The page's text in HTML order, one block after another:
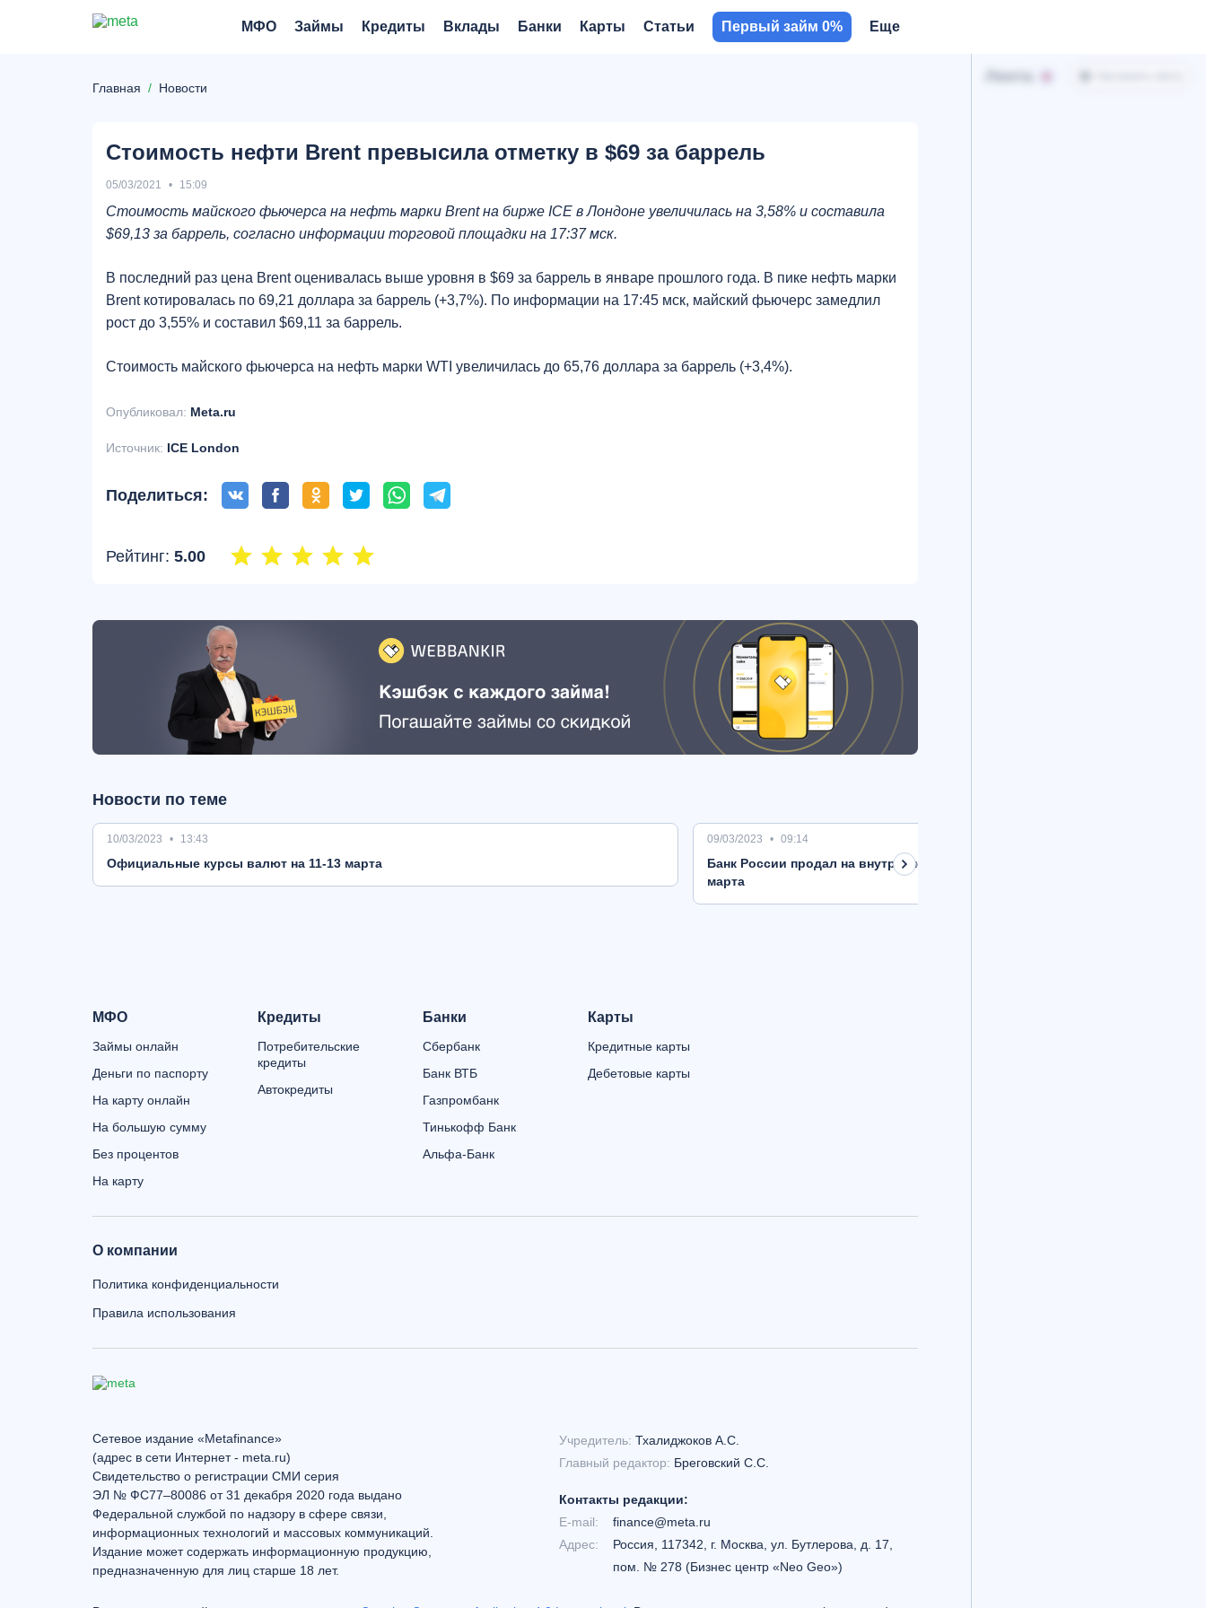
МФО Займы Кредиты Вклады Банки Карты Статьи Первый займ 0% Еще
Главная Новости
Стоимость нефти Brent превысила отметку в $69 за баррель
05/03/2021 15:09
Стоимость майского фьючерса на нефть марки Brent на бирже ICE в Лондоне увеличилась на 3,58% и составила
$69,13 за баррель, согласно информации торговой площадки на 17:37 мск.
В последний раз цена Brent оценивалась выше уровня в $69 за баррель в январе прошлого года. В пике нефть марки
Brent котировалась по 69,21 доллара за баррель (+3,7%). По информации на 17:45 мск, майский фьючерс замедлил
рост до 3,55% и составил $69,11 за баррель.
Стоимость майского фьючерса на нефть марки WTI увеличилась до 65,76 доллара за баррель (+3,4%).
Опубликовал: Meta.ru
Источник: ICE London
Поделиться:
Рейтинг: 5.00
Новости по теме
10/03/2023 13:43
Oфициальные курсы валют на 11-13 марта
09/03/2023 09:14
Банк России продал на внутреннем рынке валюту на 8,9 млрд рублей с
марта
МФО
Займы онлайн
Деньги по паспорту
На карту онлайн
На большую сумму
Без процентов
На карту
Кредиты
Потребительские
кредиты
Автокредиты
Банки
Сбербанк
Банк ВТБ
Газпромбанк
Тинькофф Банк
Альфа-Банк
Карты
Кредитные карты
Дебетовые карты
О компании
Политика конфиденциальности
Правила использования
Сетевое издание «Metafinance»
(адрес в сети Интернет - meta.ru)
Свидетельство о регистрации СМИ серия
ЭЛ № ФС77–80086 от 31 декабря 2020 года выдано
Федеральной службой по надзору в сфере связи,
информационных технологий и массовых коммуникаций.
Издание может содержать информационную продукцию,
предназначенную для лиц старше 18 лет.
Учредитель: Тхалиджоков А.С.
Главный редактор: Бреговский С.С.
Контакты редакции:
E-mail:
finance@meta.ru
Адрес:
Россия, 117342, г. Москва, ул. Бутлерова, д. 17,
пом. № 278 (Бизнес центр «Neo Geo»)
Лента